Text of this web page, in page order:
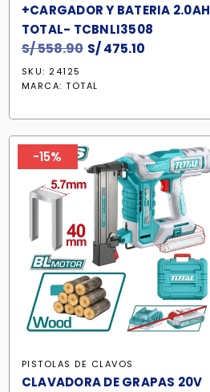
+CARGADOR Y BATERIA 2.0AH
TOTAL- TCBNLI3508
S/558.90 El
original
S/ 558.90.
S/475.10
S/ 475.10.
SKU: 24125
MARCA:TOTAL
-15%
PISTOLAS DE CLAVOS
CLAVADORA DE GRAPAS 20V